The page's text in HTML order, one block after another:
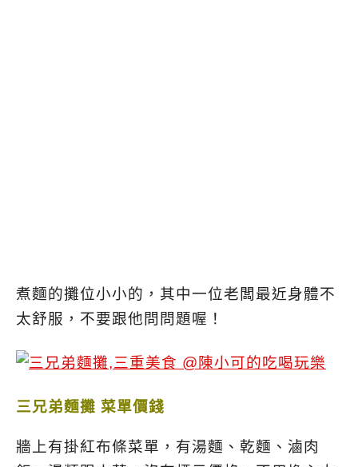
煮麵的攤位小小的，其中一位老闆最近身體不
太舒服，不要跟他問問題喔！
三兄弟麵攤 菜單價錢
牆上有掛紅布條菜單，有湯麵、乾麵、滷肉